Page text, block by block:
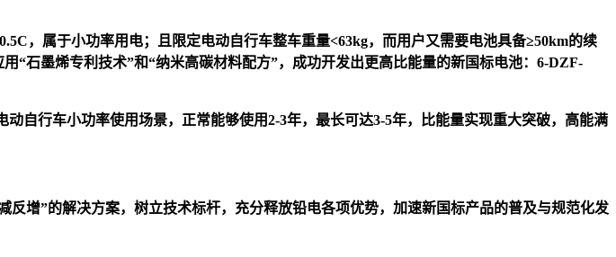
，属于小功率用电；且限定电动自行车整车重量<63kg，而用户又需要电池具备≥50km的续
“石墨烯专利技术”和“纳米高碳材料配方”，成功开发出更高比能量的新国标电池：6-DZF-
自行车小功率使用场景，正常能够使用2-3年，最长可达3-5年，比能量实现重大突破，高能满
增”的解决方案，树立技术标杆，充分释放铅电各项优势，加速新国标产品的普及与规范化发